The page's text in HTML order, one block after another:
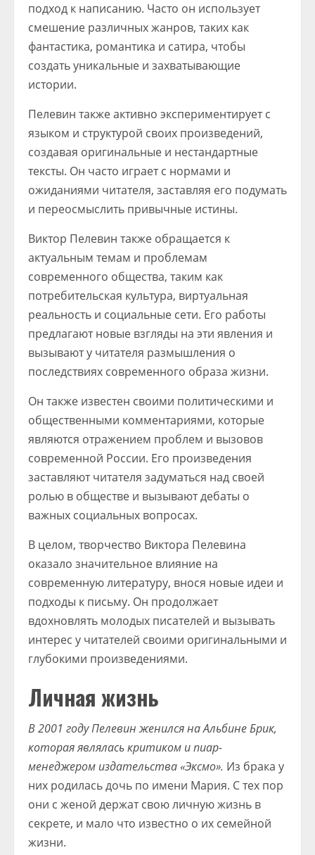
подход к написанию. Часто он использует
смешение различных жанров, таких как
фантастика, романтика и сатира, чтобы
создать уникальные и захватывающие
истории.
Пелевин также активно экспериментирует с
языком и структурой своих произведений,
создавая оригинальные и нестандартные
тексты. Он часто играет с нормами и
ожиданиями читателя, заставляя его подумать
и переосмыслить привычные истины.
Виктор Пелевин также обращается к
актуальным темам и проблемам
современного общества, таким как
потребительская культура, виртуальная
реальность и социальные сети. Его работы
предлагают новые взгляды на эти явления и
вызывают у читателя размышления о
последствиях современного образа жизни.
Он также известен своими политическими и
общественными комментариями, которые
являются отражением проблем и вызовов
современной России. Его произведения
заставляют читателя задуматься над своей
ролью в обществе и вызывают дебаты о
важных социальных вопросах.
В целом, творчество Виктора Пелевина
оказало значительное влияние на
современную литературу, внося новые идеи и
подходы к письму. Он продолжает
вдохновлять молодых писателей и вызывать
интерес у читателей своими оригинальными и
глубокими произведениями.
Личная жизнь
В 2001 году Пелевин женился на Альбине Брик,
которая являлась критиком и пиар-
менеджером издательства «Эксмо». Из брака у
них родилась дочь по имени Мария. С тех пор
они с женой держат свою личную жизнь в
секрете, и мало что известно о их семейной
жизни.